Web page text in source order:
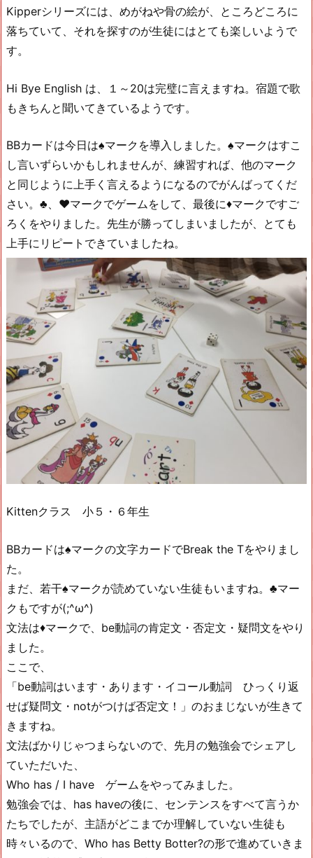
Kipperシリーズには、めがねや骨の絵が、ところどころに
落ちていて、それを探すのが生徒にはとても楽しいようで
す。
Hi Bye English は、１～20は完璧に言えますね。宿題で歌
もきちんと聞いてきているようです。
BBカードは今日は♠マークを導入しました。♠マークはすこ
し言いずらいかもしれませんが、練習すれば、他のマーク
と同じように上手く言えるようになるのでがんばってくだ
さい。♣、♥マークでゲームをして、最後に♦マークですご
ろくをやりました。先生が勝ってしまいましたが、とても
上手にリピートできていましたね。
Kittenクラス 小５・６年生
BBカードは♠マークの文字カードでBreak the Tをやりまし
た。
まだ、若干♠マークが読めていない生徒もいますね。♣マー
クもですが(;^ω^)
文法は♦マークで、be動詞の肯定文・否定文・疑問文をやり
ました。
ここで、
「be動詞はいます・あります・イコール動詞 ひっくり返
せば疑問文・notがつけば否定文！」のおまじないが生きて
きますね。
文法ばかりじゃつまらないので、先月の勉強会でシェアし
ていただいた、
Who has / I have ゲームをやってみました。
勉強会では、has haveの後に、センテンスをすべて言うか
たちでしたが、主語がどこまでか理解していない生徒も
時々いるので、Who has Betty Botter?の形で進めていきま